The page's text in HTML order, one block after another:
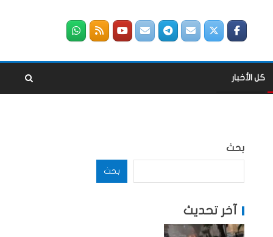
كل الأخبار
بحث
بحث
آخر تحديث